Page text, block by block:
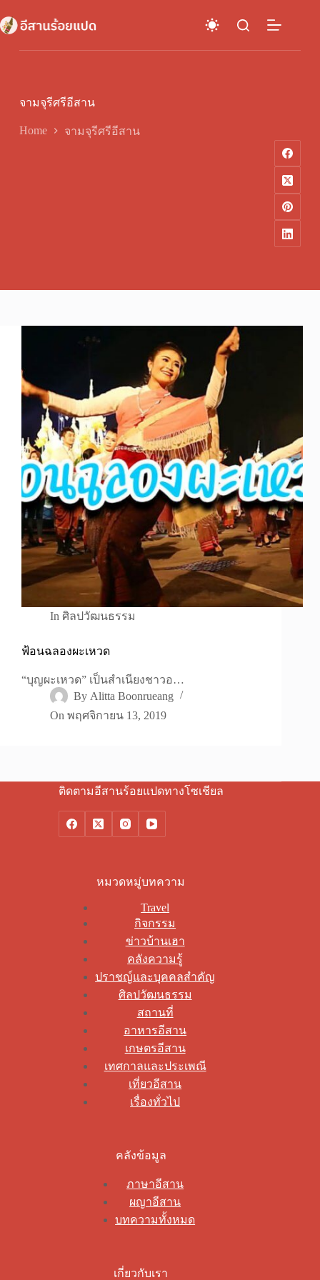
to
content
จามจุรีศรีอีสาน
Home จามจุรีศรีอีสาน
In ศิลปวัฒนธรรม
ฟ้อนฉลองผะเหวด
“บุญผะเหวด” เป็นสำเนียงชาวอ…
By Alitta Boonrueang
On พฤศจิกายน 13, 2019
ติดตามอีสานร้อยแปดทางโซเชียล
หมวดหมู่บทความ
Travel
กิจกรรม
ข่าวบ้านเฮา
คลังความรู้
ปราชญ์และบุคคลสำคัญ
ศิลปวัฒนธรรม
สถานที่
อาหารอีสาน
เกษตรอีสาน
เทศกาลและประเพณี
เที่ยวอีสาน
เรื่องทั่วไป
คลังข้อมูล
ภาษาอีสาน
ผญาอีสาน
บทความทั้งหมด
เกี่ยวกับเรา